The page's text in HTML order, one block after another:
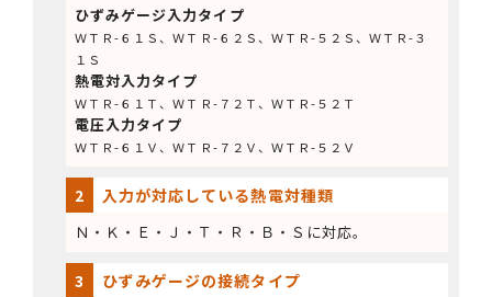
ひずみゲージ入力タイプ
ＷＴＲ-６１Ｓ、ＷＴＲ-６２Ｓ、ＷＴＲ-５２Ｓ、ＷＴＲ-３
１Ｓ
熱電対入力タイプ
ＷＴＲ-６１Ｔ、ＷＴＲ-７２Ｔ、ＷＴＲ-５２Ｔ
電圧入力タイプ
ＷＴＲ-６１Ｖ、ＷＴＲ-７２Ｖ、ＷＴＲ-５２Ｖ
2 入力が対応している熱電対種類
Ｎ・Ｋ・Ｅ・Ｊ・Ｔ・Ｒ・Ｂ・Ｓに対応。
3 ひずみゲージの接続タイプ